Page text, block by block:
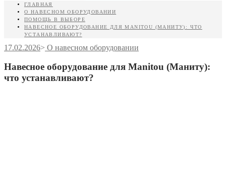
ГЛАВНАЯ
О НАВЕСНОМ ОБОРУДОВАНИИ
ПОМОЩЬ В ВЫБОРЕ
НАВЕСНОЕ ОБОРУДОВАНИЕ ДЛЯ MANITOU (МАНИТУ): ЧТО
УСТАНАВЛИВАЮТ?
17.02.2026> О навесном оборудовании
Навесное оборудование для Manitou (Маниту):
что устанавливают?